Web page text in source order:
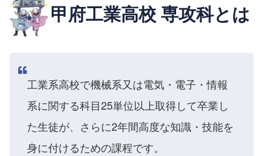
甲府工業高校 専攻科とは
工業系高校で機械系又は電気・電子・情報
系に関する科目25単位以上取得して卒業し
た生徒が、さらに2年間高度な知識・技能を
身に付けるための課程です。